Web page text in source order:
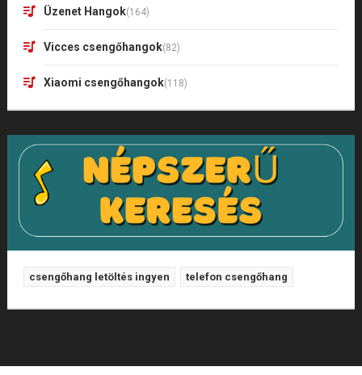
Üzenet Hangok(164)
Vicces csengőhangok(82)
Xiaomi csengőhangok(118)
csengőhang letöltés ingyen telefon csengőhang